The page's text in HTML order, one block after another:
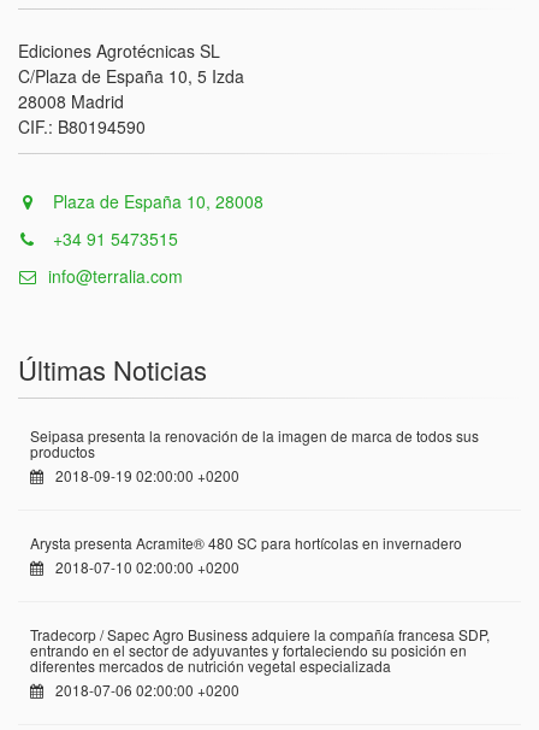
Ediciones Agrotécnicas SL
C/Plaza de España 10, 5 Izda
28008 Madrid
CIF.: B80194590
Plaza de España 10, 28008
+34 91 5473515
info@terralia.com
Últimas Noticias
Seipasa presenta la renovación de la imagen de marca de todos sus
productos
2018-09-19 02:00:00 +0200
Arysta presenta Acramite® 480 SC para hortícolas en invernadero
2018-07-10 02:00:00 +0200
Tradecorp / Sapec Agro Business adquiere la compañía francesa SDP,
entrando en el sector de adyuvantes y fortaleciendo su posición en
diferentes mercados de nutrición vegetal especializada
2018-07-06 02:00:00 +0200